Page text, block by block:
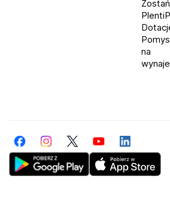
Budowa słuchawek:
Redukcja Hałasu: Aktywna - ANC
Pasmo Przenoszenia: 20 ~
PN: 5481100076
Zostań
na
FacebookInstagramTwitterYouTubeLinkedIn